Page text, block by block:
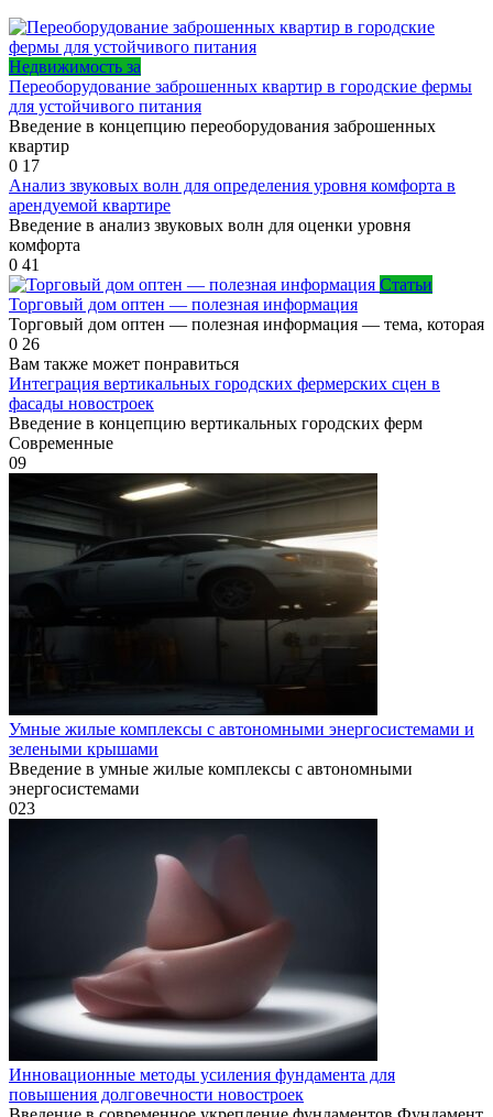
Недвижимость за
Переоборудование заброшенных квартир в городские фермы
для устойчивого питания
Введение в концепцию переоборудования заброшенных
квартир
0 17
Анализ звуковых волн для определения уровня комфорта в
арендуемой квартире
Введение в анализ звуковых волн для оценки уровня
комфорта
0 41
Статьи
Торговый дом оптен — полезная информация
Торговый дом оптен — полезная информация — тема, которая
0 26
Вам также может понравиться
Интеграция вертикальных городских фермерских сцен в
фасады новостроек
Введение в концепцию вертикальных городских ферм
Современные
09
Умные жилые комплексы с автономными энергосистемами и
зелеными крышами
Введение в умные жилые комплексы с автономными
энергосистемами
023
Инновационные методы усиления фундаментa для
повышения долговечности новостроек